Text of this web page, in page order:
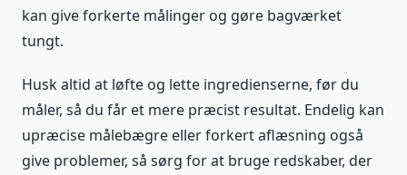
kan give forkerte målinger og gøre bagværket
tungt.
Husk altid at løfte og lette ingredienserne, før du
måler, så du får et mere præcist resultat. Endelig kan
upræcise målebægre eller forkert aflæsning også
give problemer, så sørg for at bruge redskaber, der